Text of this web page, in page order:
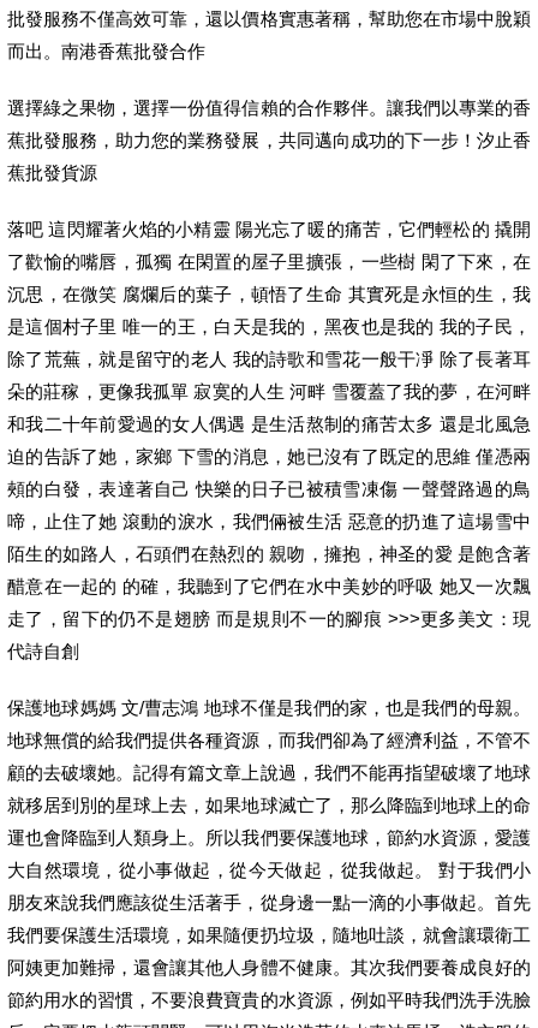
批發服務不僅高效可靠，還以價格實惠著稱，幫助您在市場中脫穎
而出。南港香蕉批發合作
選擇綠之果物，選擇一份值得信賴的合作夥伴。讓我們以專業的香
蕉批發服務，助力您的業務發展，共同邁向成功的下一步！汐止香
蕉批發貨源
落吧 這閃耀著火焰的小精靈 陽光忘了暖的痛苦，它們輕松的 撬開
了歡愉的嘴唇，孤獨 在閑置的屋子里擴張，一些樹 閑了下來，在
沉思，在微笑 腐爛后的葉子，頓悟了生命 其實死是永恒的生，我
是這個村子里 唯一的王，白天是我的，黑夜也是我的 我的子民，
除了荒蕪，就是留守的老人 我的詩歌和雪花一般干凈 除了長著耳
朵的莊稼，更像我孤單 寂寞的人生 河畔 雪覆蓋了我的夢，在河畔
和我二十年前愛過的女人偶遇 是生活熬制的痛苦太多 還是北風急
迫的告訴了她，家鄉 下雪的消息，她已沒有了既定的思維 僅憑兩
頰的白發，表達著自己 快樂的日子已被積雪凍傷 一聲聲路過的鳥
啼，止住了她 滾動的淚水，我們倆被生活 惡意的扔進了這場雪中
陌生的如路人，石頭們在熱烈的 親吻，擁抱，神圣的愛 是飽含著
醋意在一起的 的確，我聽到了它們在水中美妙的呼吸 她又一次飄
走了，留下的仍不是翅膀 而是規則不一的腳痕 >>>更多美文：現
代詩自創
保護地球媽媽 文/曹志鴻 地球不僅是我們的家，也是我們的母親。
地球無償的給我們提供各種資源，而我們卻為了經濟利益，不管不
顧的去破壞她。記得有篇文章上說過，我們不能再指望破壞了地球
就移居到別的星球上去，如果地球滅亡了，那么降臨到地球上的命
運也會降臨到人類身上。所以我們要保護地球，節約水資源，愛護
大自然環境，從小事做起，從今天做起，從我做起。 對于我們小
朋友來說我們應該從生活著手，從身邊一點一滴的小事做起。首先
我們要保護生活環境，如果隨便扔垃圾，隨地吐談，就會讓環衛工
阿姨更加難掃，還會讓其他人身體不健康。其次我們要養成良好的
節約用水的習慣，不要浪費寶貴的水資源，例如平時我們洗手洗臉